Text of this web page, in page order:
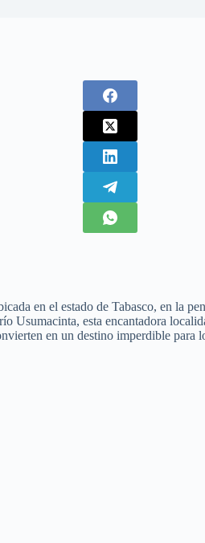
en el estado de Tabasco, en la
Usumacinta, esta encantadora
en un destino imperdible para